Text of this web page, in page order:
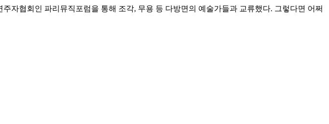
자협회인 파리뮤직포럼을 통해 조각, 무용 등 다방면의 예술가들과 교류했다. 그렇다면 어쩌